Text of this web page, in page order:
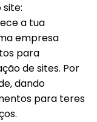
site:
a tua
empresa
para
de sites. Por
dando
para teres